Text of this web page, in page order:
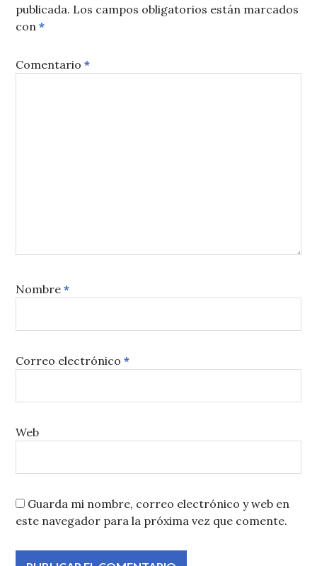
publicada. Los campos obligatorios están marcados
con*
Comentario*
Nombre*
Correo electrónico*
Web
Guarda mi nombre, correo electrónico y web en
este navegador para la próxima vez que comente.